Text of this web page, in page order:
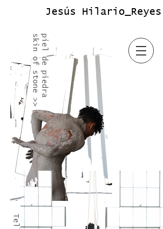
Jesús Hilario_Reyes
piel de piedra
skin of stone >>